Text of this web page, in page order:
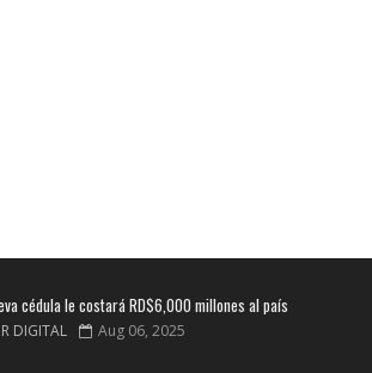
cédula le costará RD$6,000 millones al país
DIGITAL Aug 06, 2025